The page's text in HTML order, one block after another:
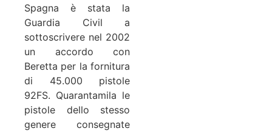
Spagna è stata la
Guardia Civil a
sottoscrivere nel 2002
un accordo con
Beretta per la fornitura
di 45.000 pistole
92FS. Quarantamila le
pistole dello stesso
genere consegnate